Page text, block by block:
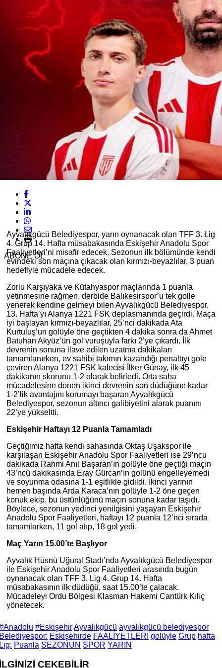
ABONE OL
Ayvalıkgücü Belediyespor, yarın oynanacak olan TFF 3. Lig
4. Grup 14. Hafta müsabakasında Eskişehir Anadolu Spor
Faaliyetleri’ni misafir edecek. Sezonun ilk bölümünde kendi
evindeki son maçına çıkacak olan kırmızı-beyazlılar, 3 puan
hedefiyle mücadele edecek.
Zorlu Karşıyaka ve Kütahyaspor maçlarında 1 puanla
yetinmesine rağmen, derbide Balıkesirspor’u tek golle
yenerek kendine gelmeyi bilen Ayvalıkgücü Belediyespor,
13. Hafta’yı Alanya 1221 FSK deplasmanında geçirdi. Maça
iyi başlayan kırmızı-beyazlılar, 25’nci dakikada Ata
Kurtuluş’un golüyle öne geçtikten 4 dakika sonra da Ahmet
Batuhan Akyüz’ün gol vuruşuyla farkı 2’ye çıkardı. İlk
devrenin sonuna ilave edilen uzatma dakikaları
tamamlanırken, ev sahibi takımın kazandığı penaltıyı gole
çeviren Alanya 1221 FSK kalecisi İlker Günay, ilk 45
dakikanın skorunu 1-2 olarak belirledi. Orta saha
mücadelesine dönen ikinci devrenin son düdüğüne kadar
1-2’lik avantajını korumayı başaran Ayvalıkgücü
Belediyespor, sezonun altıncı galibiyetini alarak puanını
22’ye yükseltti.
Eskişehir Haftayı 12 Puanla Tamamladı
Geçtiğimiz hafta kendi sahasında Oktaş Uşakspor ile
karşılaşan Eskişehir Anadolu Spor Faaliyetleri ise 29’ncu
dakikada Rahmi Anıl Başaran’ın golüyle öne geçtiği maçın
43’ncü dakikasında Eray Gürcan’ın golünü engelleyemedi
ve soyunma odasına 1-1 eşitlikle gidildi. İkinci yarının
hemen başında Arda Karaca’nın golüyle 1-2 öne geçen
konuk ekip, bu üstünlüğünü maçın sonuna kadar taşıdı.
Böylece, sezonun yedinci yenilgisini yaşayan Eskişehir
Anadolu Spor Faaliyetleri, haftayı 12 puanla 12’nci sırada
tamamlarken, 11 gol atıp, 18 gol yedi.
Maç Yarın 15.00’te Başlıyor
Ayvalık Hüsnü Uğural Stadı’nda Ayvalıkgücü Belediyespor
ile Eskişehir Anadolu Spor Faaliyetleri arasında bugün
oynanacak olan TFF 3. Lig 4. Grup 14. Hafta
müsabakasının ilk düdüğü, saat 15.00’te çalacak.
Mücadeleyi Ordu Bölgesi Klasman Hakemi Cantürk Kılıç
yönetecek.
#EskişehirAyvalıkgücü ayvalıkgücü belediyespor
Eskişehirde FAALİYETLERİ golüyle Grup hafta
Puanla SEZONUN SPOR YARIN
ÇEKEBİLİR